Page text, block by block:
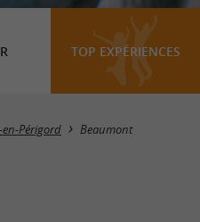
TOP EXPÉRIENCES
Masquer la carte
Périgord Beaumont